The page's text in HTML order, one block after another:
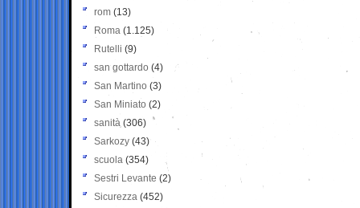
rom (13)
Roma (1.125)
Rutelli (9)
san gottardo (4)
San Martino (3)
San Miniato (2)
sanità (306)
Sarkozy (43)
scuola (354)
Sestri Levante (2)
Sicurezza (452)